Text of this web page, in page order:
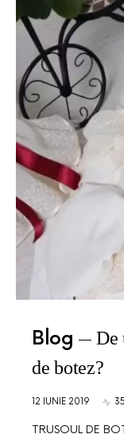
Blog
De
de botez?
12 IUNIE 2019
TRUSOUL DE